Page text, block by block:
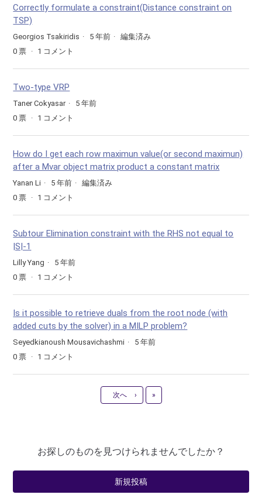
Correctly formulate a constraint(Distance constraint on
TSP)
Georgios Tsakiridis 5 年前
編集済み
0 票 1 コメント
Two-type VRP
Taner Cokyasar
5 年前
0 票 1 コメント
How do I get each row maximun value(or second maximun)
after a Mvar object matrix product a constant matrix
Yanan Li 5 年前
編集済み
0 票 1 コメント
Subtour Elimination constraint with the RHS not equal to
|S|-1
Lilly Yang
5 年前
0 票 1 コメント
Is it possible to retrieve duals from the root node (with
added cuts by the solver) in a MILP problem?
Seyedkianoush Mousavichashmi
5 年前
0 票 1 コメント
次へ › 最新
»
お探しのものを見つけられませんでしたか？
新規投稿